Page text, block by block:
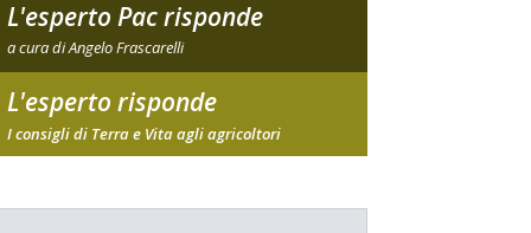
L'esperto Pac risponde
a cura di Angelo Frascarelli
L'esperto risponde
I consigli di Terra e Vita agli agricoltori